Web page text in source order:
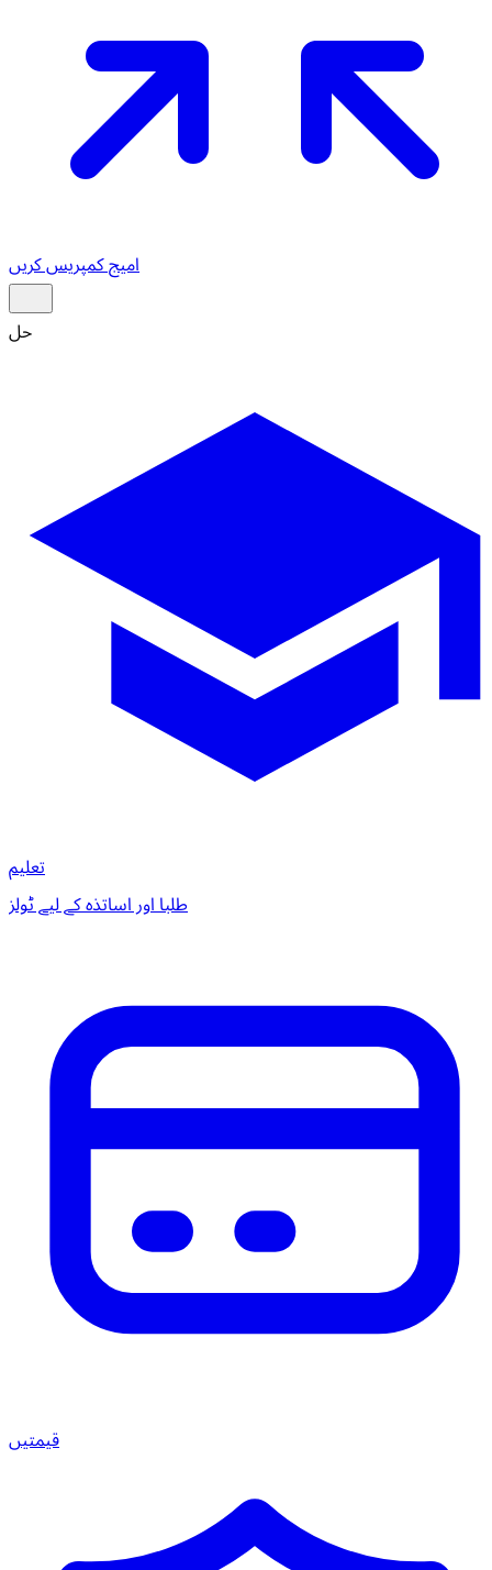
امیج کمپریس کریں
حل
تعلیم
طلبا اور اساتذہ کے لیے ٹولز
قیمتیں